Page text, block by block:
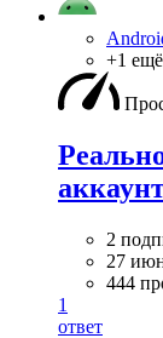
+1 ещё
2
27
444
1
ответ